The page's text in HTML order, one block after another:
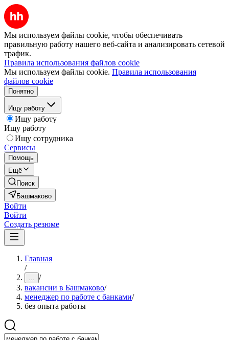
Мы используем файлы cookie, чтобы обеспечивать
правильную работу нашего веб-сайта и анализировать сетевой
трафик.
Правила использования файлов cookie
Мы используем файлы cookie. Правила использования
файлов cookie
Понятно
Ищу работу
Ищу работу
Ищу работу
Ищу сотрудника
Сервисы
Помощь
Ещё
Поиск
Башмаково
Войти
Войти
Создать резюме
Главная
/
... /
вакансии в Башмаково/
менеджер по работе с банками/
без опыта работы